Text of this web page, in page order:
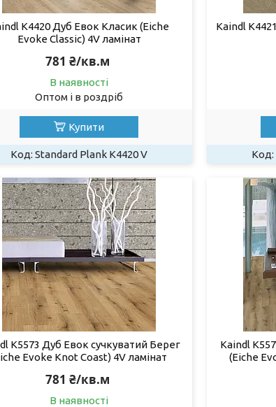
K4420 Дуб Евок Класик (Eiche
Evoke Classic) 4V ламінат
781 ₴/кв.м
В наявності
Оптом і в роздріб
Купити
Standard Plank K4420 V
Kaindl
K5573 Дуб Евок сучкуватий Берег
Evoke Knot Coast) 4V ламінат
781 ₴/кв.м
В наявності
Kaindl
(Eiche